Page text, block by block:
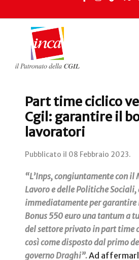
Part time ciclico
Cgil: garantire il
lavoratori
Pubblicato il 08 Febbraio 2023.
“L’Inps, congiuntamente con il
Lavoro e delle Politiche
immediatamente per
Bonus 550 euro una tantum a
del settore privato in part time
così come disposto dal primo
governo Draghi”.Ad